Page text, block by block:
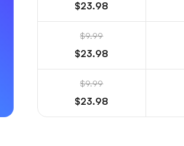
$23.98
$9.99
$23.98
$9.99
$23.98